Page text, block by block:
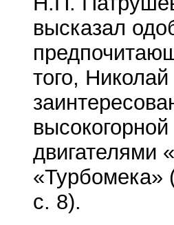
высказал
того,
двигателями
с. 8).